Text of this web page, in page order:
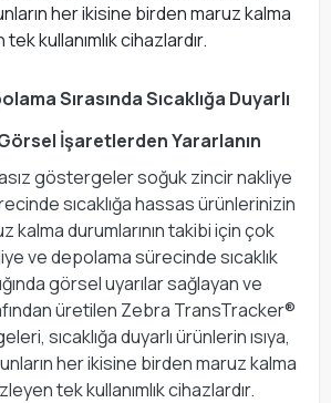
her ikisine birden maruz kalma
kullanımlık cihazlardır.
Sırasında Sıcaklığa Duyarlı
İşaretlerden Yararlanın
göstergeler soğuk zincir nakliye
sıcaklığa hassas ürünlerinizin
kalma durumlarının takibi için çok
ve depolama sürecinde sıcaklık
görsel uyarılar sağlayan ve
üretilen Zebra TransTracker®
sıcaklığa duyarlı ürünlerin ısıya,
her ikisine birden maruz kalma
tek kullanımlık cihazlardır.